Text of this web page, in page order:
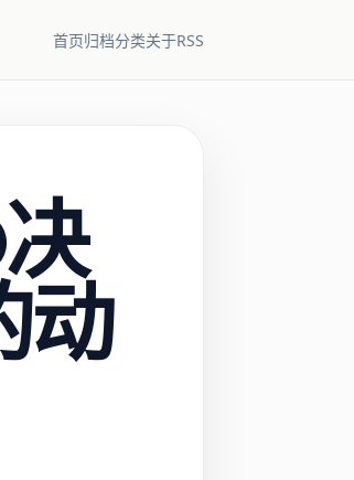
首页归档分类关于RSS
动